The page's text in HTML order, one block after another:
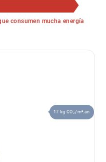
consumen mucha energía
17 kg CO₂/m².an